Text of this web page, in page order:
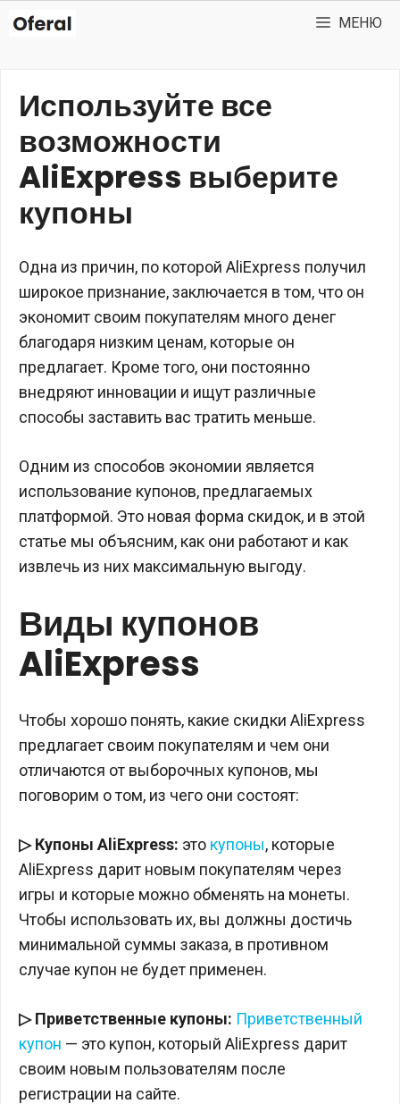
Перейти
МЕНЮ
Используйте все
возможности
AliExpress выберите
купоны
Одна из причин, по которой AliExpress получил
широкое признание, заключается в том, что он
экономит своим покупателям много денег
благодаря низким ценам, которые он
предлагает. Кроме того, они постоянно
внедряют инновации и ищут различные
способы заставить вас тратить меньше.
Одним из способов экономии является
использование купонов, предлагаемых
платформой. Это новая форма скидок, и в этой
статье мы объясним, как они работают и как
извлечь из них максимальную выгоду.
Виды купонов
AliExpress
Чтобы хорошо понять, какие скидки AliExpress
предлагает своим покупателям и чем они
отличаются от выборочных купонов, мы
поговорим о том, из чего они состоят:
▷ Купоны AliExpress: это купоны, которые
AliExpress дарит новым покупателям через
игры и которые можно обменять на монеты.
Чтобы использовать их, вы должны достичь
минимальной суммы заказа, в противном
случае купон не будет применен.
▷ Приветственные купоны: Приветственный
купон — это купон, который AliExpress дарит
своим новым пользователям после
регистрации на сайте.